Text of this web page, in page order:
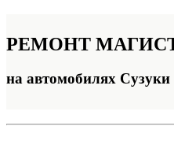
РЕМОНТ
на автомобилях